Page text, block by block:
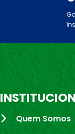
Quem Somos